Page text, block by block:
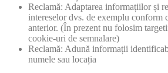
Reclamă: Adaptarea informațiilor și
intereselor dvs. de exemplu conform
anterior. (În prezent nu folosim
cookie-uri de semnalare)
Reclamă: Adună informații
numele sau locația